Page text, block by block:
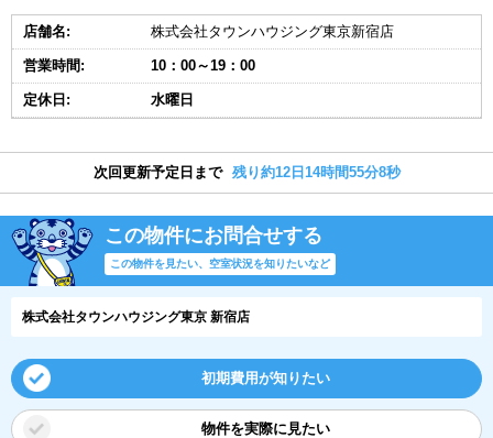
店舗名: 株式会社タウンハウジング東京新宿店
営業時間: 10：00～19：00
定休日: 水曜日
次回更新予定日まで 残り約12日14時間55分7秒
この物件にお問合せする
この物件を見たい、空室状況を知りたいなど
株式会社タウンハウジング東京 新宿店
初期費用が知りたい
物件を実際に見たい